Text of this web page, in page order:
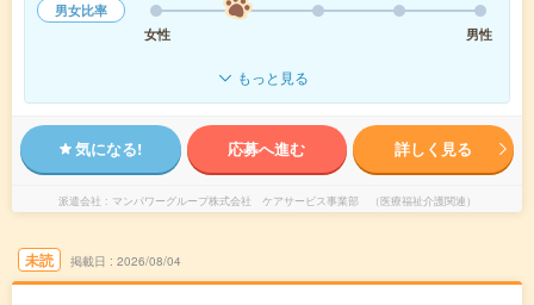
男女比率
女性
男性
もっと見る
気になる! 応募へ進む 詳しく見る
派遣会社 マンパワーグループ株式会社 ケアサービス事業部 （医療福祉介護関連）
未読 掲載日 2026/08/04